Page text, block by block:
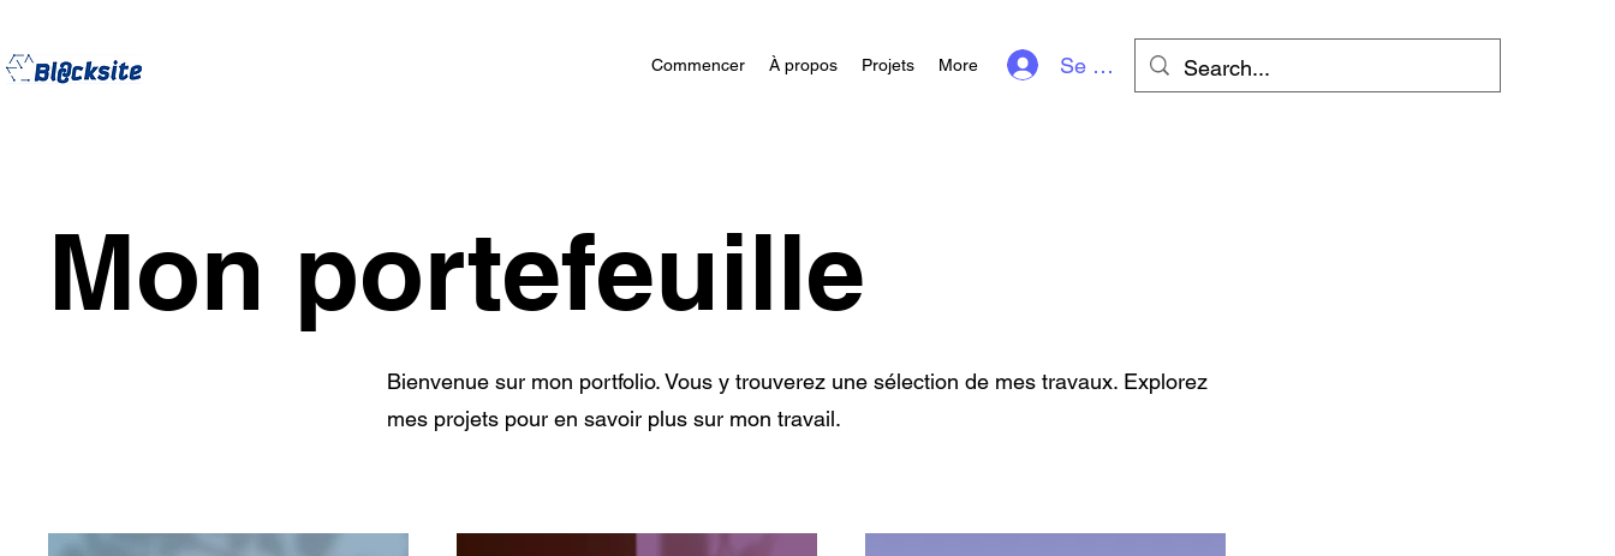
Commencer À propos Projets More Se connecter
Mon portefeuille
Bienvenue sur mon portfolio. Vous y trouverez une sélection de mes travaux. Explorez
mes projets pour en savoir plus sur mon travail.